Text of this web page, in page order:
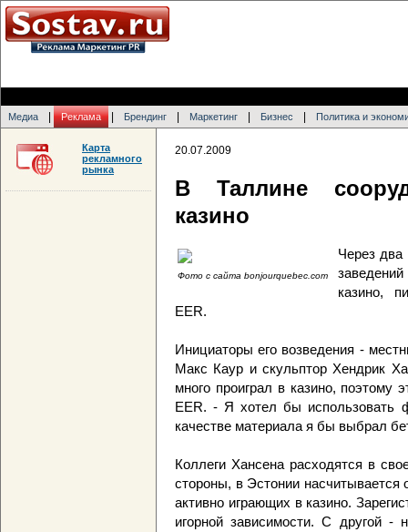
Медиа Реклама Брендинг Маркетинг Бизнес Политика и
20.07.2009
В Таллине
казино
Фото с сайта bonjourquebec.com
Через два
казино,
EER.
Инициаторы его возведения -
Макс Каур и скульптор Хендрик
много проиграл в казино, поэтому
EER. - Я хотел бы использовать
качестве материала я бы выбрал
Коллеги Хансена расходятся в
стороны, в Эстонии насчитывается
активно играющих в казино.
игорной зависимости. С другой -
Карта
рекламного
рынка